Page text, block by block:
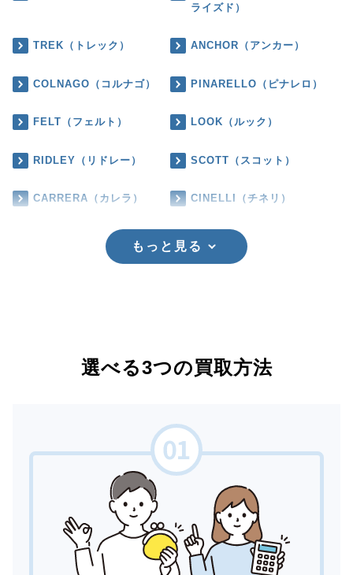
ライズド）
TREK（トレック） ANCHOR（アンカー）
COLNAGO（コルナゴ） PINARELLO（ピナレロ）
FELT（フェルト） LOOK（ルック）
RIDLEY（リドレー） SCOTT（スコット）
CARRERA（カレラ） CINELLI（チネリ）
もっと見る
選べる3つの買取方法